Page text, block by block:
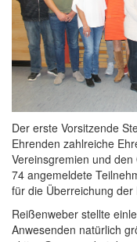
Der erste Vorsitzende
Ehrenden zahlreiche
Vereinsgremien und
74 angemeldete
für die Überreichung der
Reißenweber stellte
Anwesenden natürlich